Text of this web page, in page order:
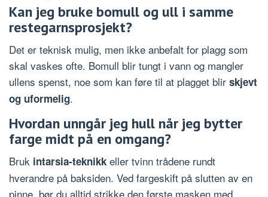
Kan jeg bruke bomull og ull i samme
restegarnsprosjekt?
Det er teknisk mulig, men ikke anbefalt for plagg som
skal vaskes ofte. Bomull blir tungt i vann og mangler
ullens spenst, noe som kan føre til at plagget blir skjevt
og uformelig.
Hvordan unngår jeg hull når jeg bytter
farge midt på en omgang?
Bruk intarsia-teknikk eller tvinn trådene rundt
hverandre på baksiden. Ved fargeskift på slutten av en
pinne, bør du alltid strikke den første masken med